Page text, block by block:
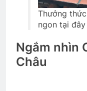
Thưởng
ngon tại đây
Ngắm nhìn
Châu